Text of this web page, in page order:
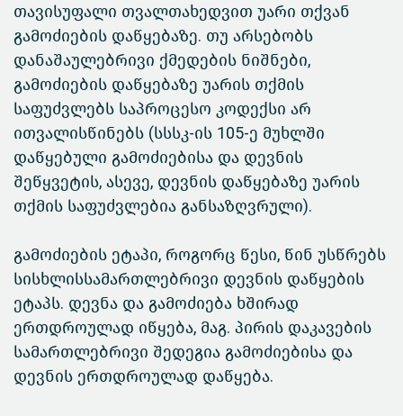
თავისუფალი თვალთახედვით უარი თქვან
გამოძიების დაწყებაზე. თუ არსებობს
დანაშაულებრივი ქმედების ნიშნები,
გამოძიების დაწყებაზე უარის თქმის
საფუძვლებს საპროცესო კოდექსი არ
ითვალისწინებს (სსსკ-ის 105-ე მუხლში
დაწყებული გამოძიებისა და დევნის
შეწყვეტის, ასევე, დევნის დაწყებაზე უარის
თქმის საფუძვლებია განსაზღვრული).
გამოძიების ეტაპი, როგორც წესი, წინ უსწრებს
სისხლისსამართლებრივი დევნის დაწყების
ეტაპს. დევნა და გამოძიება ხშირად
ერთდროულად იწყება, მაგ. პირის დაკავების
სამართლებრივი შედეგია გამოძიებისა და
დევნის ერთდროულად დაწყება.